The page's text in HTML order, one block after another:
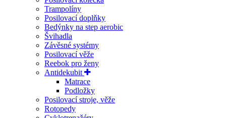
Trampolíny
Posilovací doplňky
Bedýnky na step aerobic
Švihadla
Závěsné systémy
Posilovací věže
Reebok pro ženy
Antidekubit
Matrace
Podložky
Posilovací stroje, věže
Rotopedy